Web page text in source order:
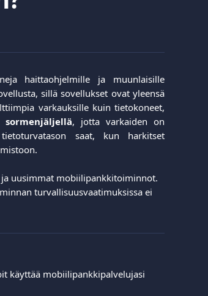
haittaohjelmille ja muunlaisille
sillä sovellukset ovat yleensä
varkauksille kuin tietokoneet,
sormenjäljellä, jotta varkaiden on
saat, kun harkitset
uusimmat mobiilipankkitoiminnot.
turvallisuusvaatimuksissa ei
käyttää mobiilipankkipalvelujasi